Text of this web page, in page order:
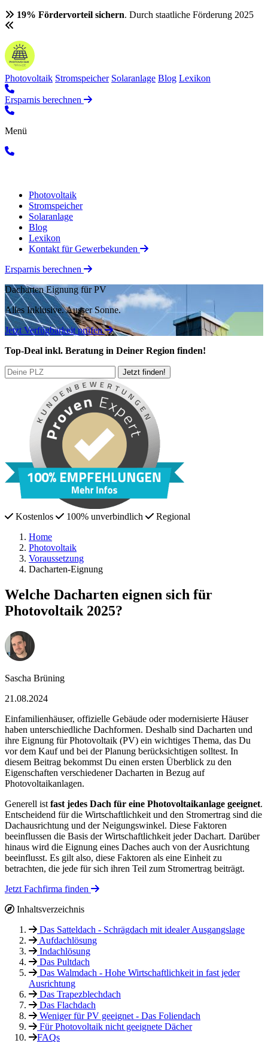
19% Fördervorteil sichern. Durch staatliche Förderung 2025
Photovoltaik Stromspeicher Solaranlage Blog Lexikon
Ersparnis berechnen
Menü
Photovoltaik
Stromspeicher
Solaranlage
Blog
Lexikon
Kontakt für Gewerbekunden
Ersparnis berechnen
Dacharten Eignung für PV
Alles Inklusive.Ausser Sonne.
Jetzt Verfügbarkeit prüfen
Top-Deal inkl. Beratung in Deiner Region finden!
Kostenlos 100% unverbindlich
Regional
Home
Photovoltaik
Voraussetzung
Dacharten-Eignung
Welche Dacharten eignen sich für
Photovoltaik 2025?
Sascha Brüning
21.08.2024
Einfamilienhäuser, offizielle Gebäude oder modernisierte Häuser
haben unterschiedliche Dachformen. Deshalb sind Dacharten und
ihre Eignung für Photovoltaik (PV) ein wichtiges Thema, das Du
vor dem Kauf und bei der Planung berücksichtigen solltest. In
diesem Beitrag bekommst Du einen ersten Überblick zu den
Eigenschaften verschiedener Dacharten in Bezug auf
Photovoltaikanlagen.
Generell ist fast jedes Dach für eine Photovoltaikanlage geeignet.
Entscheidend für die Wirtschaftlichkeit und den Stromertrag sind die
Dachausrichtung und der Neigungswinkel. Diese Faktoren
beeinflussen die Basis der Wirtschaftlichkeit jeder Dachart. Darüber
hinaus wird die Eignung eines Daches auch von der Ausrichtung
beeinflusst. Es gilt also, diese Faktoren als eine Einheit zu
betrachten, die jede für sich ihren Teil zum Stromertrag beiträgt.
Jetzt Fachfirma finden
Inhaltsverzeichnis
Das Satteldach - Schrägdach mit idealer Ausgangslage
Aufdachlösung
Indachlösung
Das Pultdach
Das Walmdach - Hohe Wirtschaftlichkeit in fast jeder
Ausrichtung
Das Trapezblechdach
Das Flachdach
Weniger für PV geeignet - Das Foliendach
Für Photovoltaik nicht geeignete Dächer
FAQs